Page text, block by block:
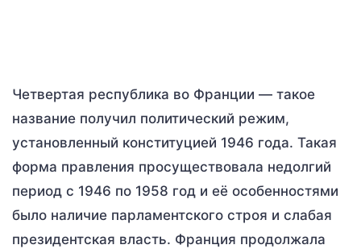
Четвертая республика во Франции — такое
название получил политический режим,
установленный конституцией 1946 года. Такая
форма правления просуществовала недолгий
период с 1946 по 1958 год и её особенностями
было наличие парламентского строя и слабая
президентская власть. Франция продолжала